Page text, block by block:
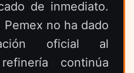
de inmediato.
no ha dado
oficial al
continúa